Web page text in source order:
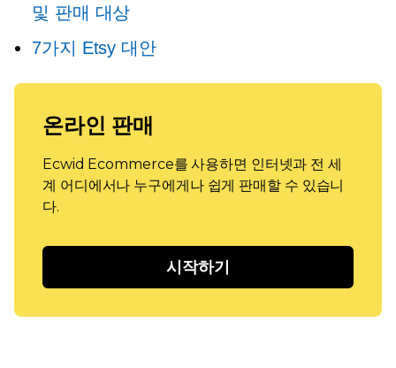
및 판매 대상
7가지 Etsy 대안
온라인 판매
Ecwid Ecommerce를 사용하면 인터넷과 전 세
계 어디에서나 누구에게나 쉽게 판매할 수 있습니
다.
시작하기